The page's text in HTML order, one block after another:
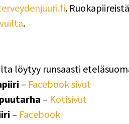
.
.
löytyy runsaasti
– Facebook sivut
– Kotisivut
– Facebook